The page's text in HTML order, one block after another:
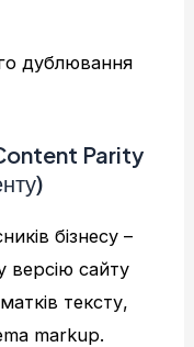
дублювання
Parity
бізнесу –
версію сайту
тексту,
markup.